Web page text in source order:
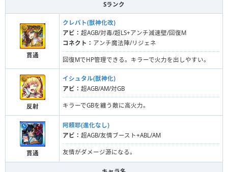
Sランク
貫通
クレパト(獣神化改)
アビ： 超AGB/対毒/超LS+アンチ減速壁/回復M
コネクト： アンチ魔法陣/リジェネ
回復MでHP管理できる。キラーで火力を出しやすい。
反射
イシュタル(獣神化)
アビ： 超AGB/AM/対GB
キラーでGBを纏う敵に高火力。
貫通
阿頼耶(進化なし)
アビ： 超AGB/友情ブースト+ABL/AM
友情がダメージ源になる。